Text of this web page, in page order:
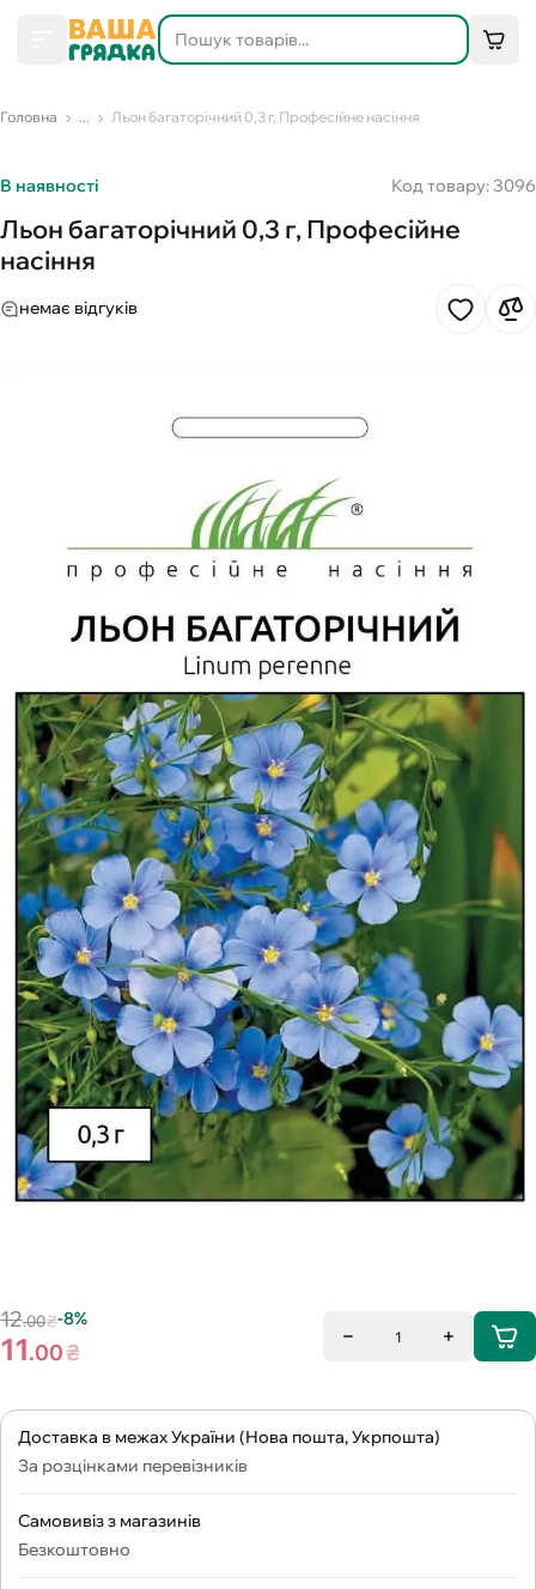
Головна ... Льон багаторічний 0,3 г, Професійне насіння
В наявності Код товару: 3096
Льон багаторічний 0,3 г, Професійне
насіння
немає відгуків
12.00₴-8%
11.00₴
1
Доставка в межах України (Нова пошта, Укрпошта)
За розцінками перевізників
Самовивіз з магазинів
Безкоштовно